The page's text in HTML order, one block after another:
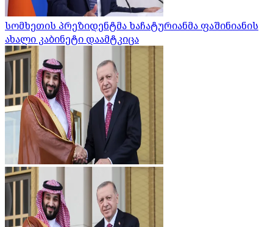
სომხეთის პრეზიდენტმა ხაჩატურიანმა ფაშინიანის
ახალი კაბინეტი დაამტკიცა